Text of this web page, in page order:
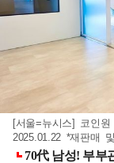
[서울=뉴시스] 코인
2025.01.22 *재판매